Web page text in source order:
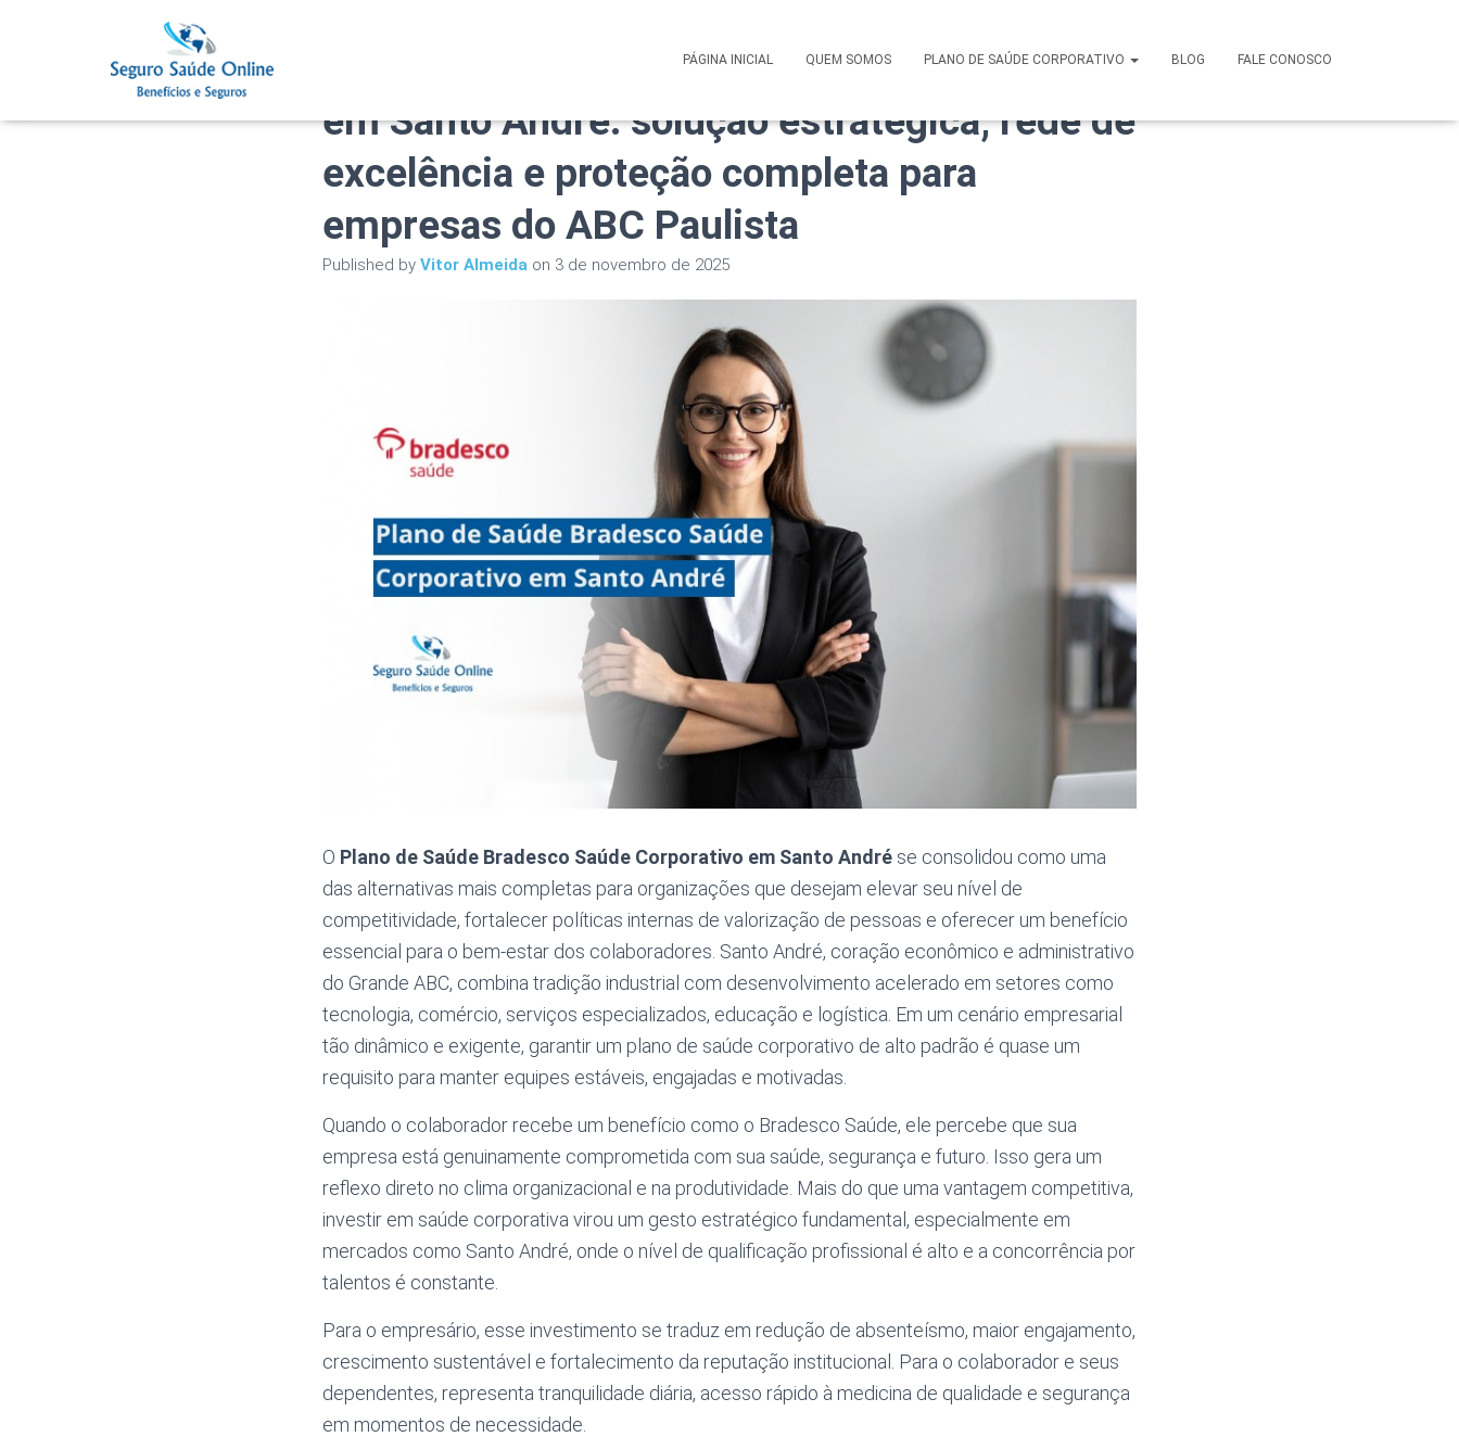
PÁGINA INICIAL QUEM SOMOS PLANO DE SAÚDE CORPORATIVO BLOG FALE CONOSCO
Plano de Saúde Bradesco Saúde Corporativo
em Santo André: solução estratégica, rede de
excelência e proteção completa para
empresas do ABC Paulista
Published by Vitor Almeida on 3 de novembro de 2025
O Plano de Saúde Bradesco Saúde Corporativo em Santo André se consolidou como uma
das alternativas mais completas para organizações que desejam elevar seu nível de
competitividade, fortalecer políticas internas de valorização de pessoas e oferecer um benefício
essencial para o bem-estar dos colaboradores. Santo André, coração econômico e administrativo
do Grande ABC, combina tradição industrial com desenvolvimento acelerado em setores como
tecnologia, comércio, serviços especializados, educação e logística. Em um cenário empresarial
tão dinâmico e exigente, garantir um plano de saúde corporativo de alto padrão é quase um
requisito para manter equipes estáveis, engajadas e motivadas.
Quando o colaborador recebe um benefício como o Bradesco Saúde, ele percebe que sua
empresa está genuinamente comprometida com sua saúde, segurança e futuro. Isso gera um
reflexo direto no clima organizacional e na produtividade. Mais do que uma vantagem competitiva,
investir em saúde corporativa virou um gesto estratégico fundamental, especialmente em
mercados como Santo André, onde o nível de qualificação profissional é alto e a concorrência por
talentos é constante.
Para o empresário, esse investimento se traduz em redução de absenteísmo, maior engajamento,
crescimento sustentável e fortalecimento da reputação institucional. Para o colaborador e seus
dependentes, representa tranquilidade diária, acesso rápido à medicina de qualidade e segurança
em momentos de necessidade.